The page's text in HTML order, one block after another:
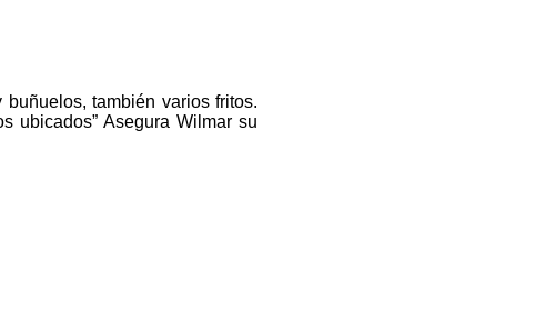
también varios fritos.
ubicados” Asegura Wilmar su